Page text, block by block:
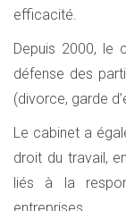
efficacité.
Depuis 2000, le
défense des
(divorce, garde
Le cabinet a
droit du travail,
liés à la